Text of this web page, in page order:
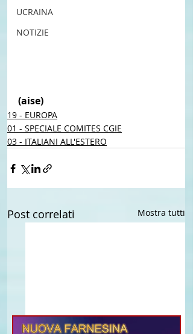
UCRAINA
NOTIZIE
(aise)
19 - EUROPA
01 - SPECIALE COMITES CGIE
03 - ITALIANI ALL'ESTERO
Post correlati Mostra tutti